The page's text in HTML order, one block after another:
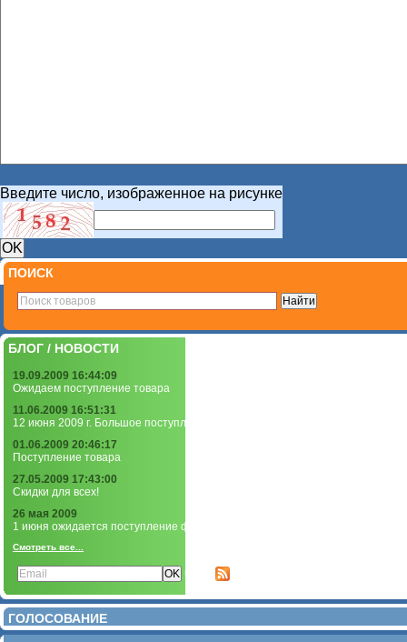
Введите число, изображенное на рисунке
ПОИСК
БЛОГ / НОВОСТИ
19.09.2009 16:44:09
Ожидаем поступление товара
11.06.2009 16:51:31
12 июня 2009 г. Большое поступление чернил и фотобумаги!
01.06.2009 20:46:17
Поступление товара
27.05.2009 17:43:00
Скидки для всех!
26 мая 2009
1 июня ожидается поступление фотобумаги
Смотреть все...
или
ГОЛОСОВАНИЕ